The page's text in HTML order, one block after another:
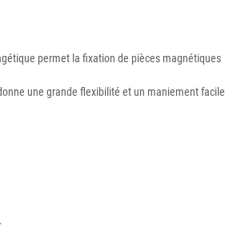
permet la fixation de pièces magnétiques
une grande flexibilité et un maniement facile